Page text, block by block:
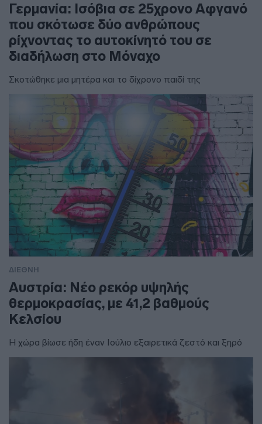
Γερμανία: Ισόβια σε 25χρονο Αφγανό
που σκότωσε δύο ανθρώπους
ρίχνοντας το αυτοκίνητό του σε
διαδήλωση στο Μόναχο
Σκοτώθηκε μια μητέρα και το δίχρονο παιδί της
ΔΙΕΘΝΗ
Αυστρία: Νέο ρεκόρ υψηλής
θερμοκρασίας, με 41,2 βαθμούς
Κελσίου
Η χώρα βίωσε ήδη έναν Ιούλιο εξαιρετικά ζεστό και ξηρό